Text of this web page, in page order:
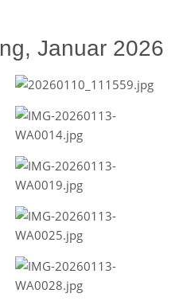
Januar 2026